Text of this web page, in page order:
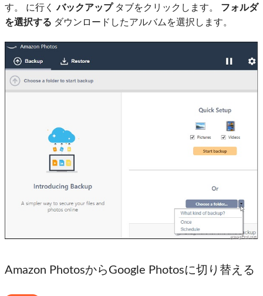
す。 に行くバックアップタブをクリックします。 フォルダ
を選択する ダウンロードしたアルバムを選択します。
Amazon PhotosからGoogle Photosに切り替える